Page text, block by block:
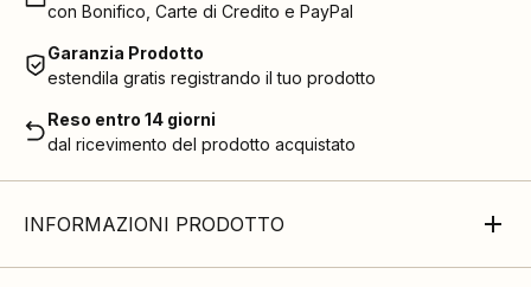
con Bonifico, Carte di Credito e PayPal
Garanzia Prodotto
estendila gratis registrando il tuo prodotto
Reso entro 14 giorni
dal ricevimento del prodotto acquistato
INFORMAZIONI PRODOTTO